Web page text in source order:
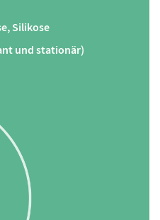
Silikose
und stationär)